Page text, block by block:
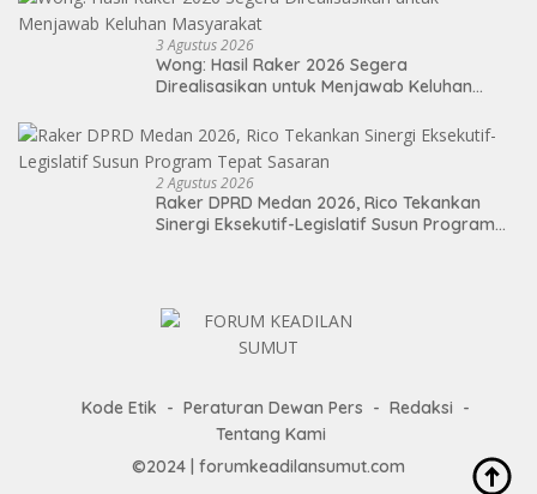
3 Agustus 2026
Wong: Hasil Raker 2026 Segera
Direalisasikan untuk Menjawab Keluhan
2 Agustus 2026
Raker DPRD Medan 2026, Rico Tekankan
Sinergi Eksekutif-Legislatif Susun Program
Kode Etik Peraturan Dewan Pers
Redaksi
Tentang Kami
©2024 | forumkeadilansumut.com